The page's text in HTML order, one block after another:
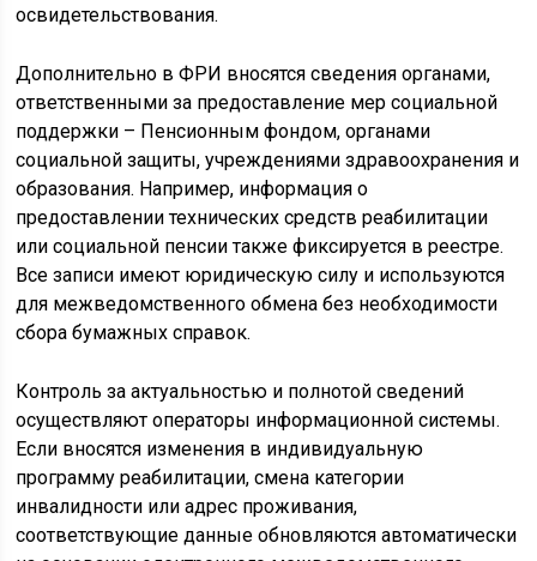
освидетельствования.
Дополнительно в ФРИ вносятся сведения органами,
ответственными за предоставление мер социальной
поддержки – Пенсионным фондом, органами
социальной защиты, учреждениями здравоохранения и
образования. Например, информация о
предоставлении технических средств реабилитации
или социальной пенсии также фиксируется в реестре.
Все записи имеют юридическую силу и используются
для межведомственного обмена без необходимости
сбора бумажных справок.
Контроль за актуальностью и полнотой сведений
осуществляют операторы информационной системы.
Если вносятся изменения в индивидуальную
программу реабилитации, смена категории
инвалидности или адрес проживания,
соответствующие данные обновляются автоматически